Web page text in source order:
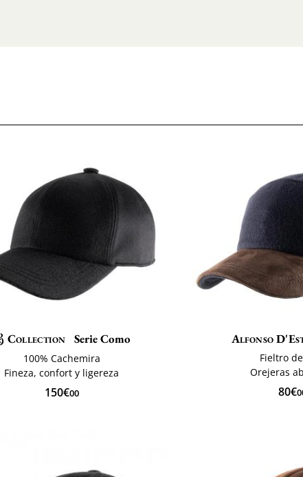
Collection Serie Como
100% Cachemira
Fineza, confort y ligereza
150€00
Alfonso
Fieltro
Orejeras
80€